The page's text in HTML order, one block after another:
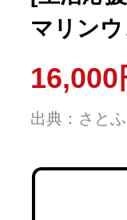
マリン
ット
16,000
出典：さと